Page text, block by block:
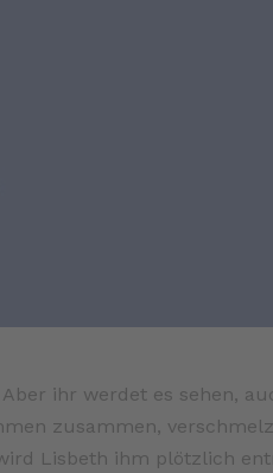
ihr werdet es sehen,
zusammen,
Lisbeth ihm plötzlich